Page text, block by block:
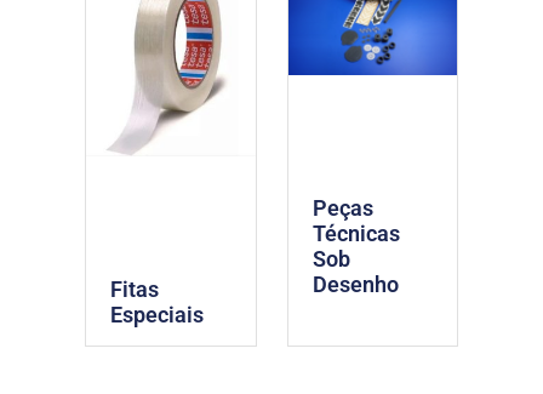
Fitas
Especiais
Peças
Técnicas
Sob
Desenho